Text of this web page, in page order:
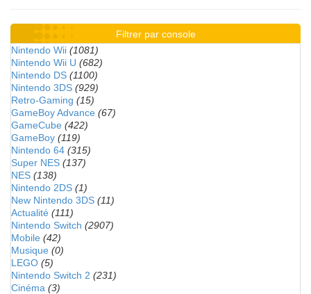
Filtrer par console
Nintendo Wii (1081)
Nintendo Wii U (682)
Nintendo DS (1100)
Nintendo 3DS (929)
Retro-Gaming (15)
GameBoy Advance (67)
GameCube (422)
GameBoy (119)
Nintendo 64 (315)
Super NES (137)
NES (138)
Nintendo 2DS (1)
New Nintendo 3DS (11)
Actualité (111)
Nintendo Switch (2907)
Mobile (42)
Musique (0)
LEGO (5)
Nintendo Switch 2 (231)
Cinéma (3)